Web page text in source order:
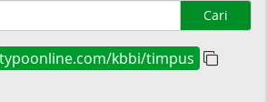
Cari
kbbi/timpus